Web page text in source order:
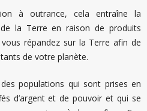
à outrance, cela entraîne la
la Terre en raison de produits
répandez sur la Terre afin de
de votre planète.
populations qui sont prises en
d’argent et de pouvoir et qui se